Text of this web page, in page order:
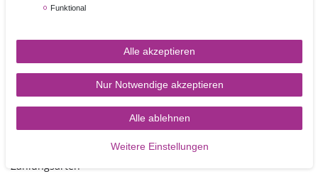
Zahlungsarten
Funktional
Alle akzeptieren
Nur Notwendige akzeptieren
Alle ablehnen
Weitere Einstellungen